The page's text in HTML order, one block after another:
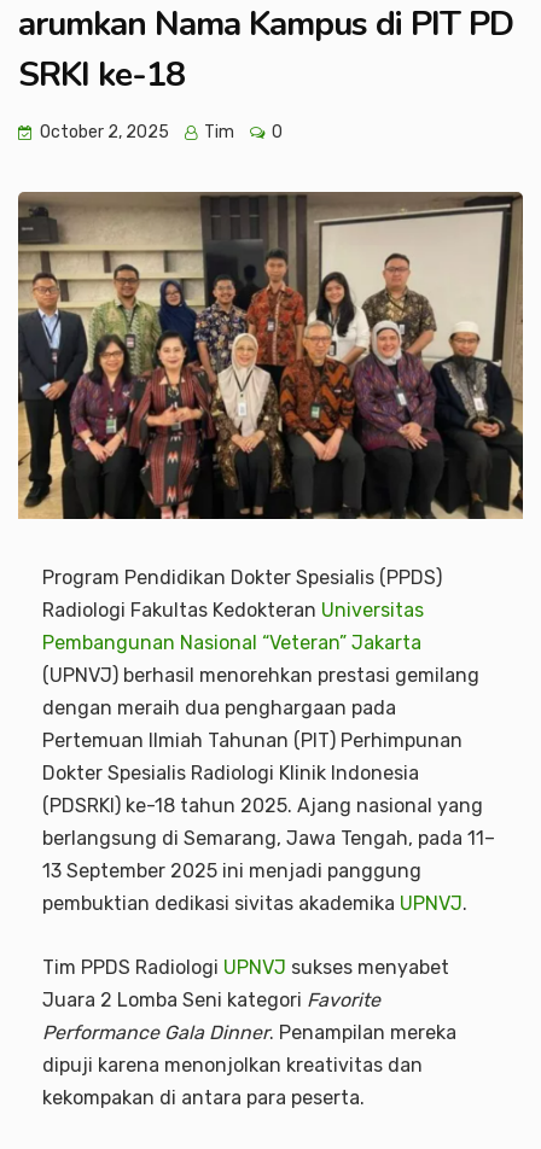
arumkan Nama Kampus di PIT PD
SRKI ke-18
October 2, 2025 Tim 0
Program Pendidikan Dokter Spesialis (PPDS)
Radiologi Fakultas Kedokteran Universitas
Pembangunan Nasional “Veteran” Jakarta
(UPNVJ) berhasil menorehkan prestasi gemilang
dengan meraih dua penghargaan pada
Pertemuan Ilmiah Tahunan (PIT) Perhimpunan
Dokter Spesialis Radiologi Klinik Indonesia
(PDSRKI) ke-18 tahun 2025. Ajang nasional yang
berlangsung di Semarang, Jawa Tengah, pada 11–
13 September 2025 ini menjadi panggung
pembuktian dedikasi sivitas akademika UPNVJ.
Tim PPDS Radiologi UPNVJ sukses menyabet
Juara 2 Lomba Seni kategori Favorite
Performance Gala Dinner. Penampilan mereka
dipuji karena menonjolkan kreativitas dan
kekompakan di antara para peserta.